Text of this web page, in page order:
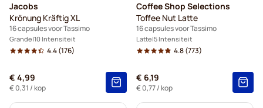
Jacobs
Krönung Kräftig XL
16 capsules voor Tassimo
Grande 10 Intensiteit
4.4(176)
€ 4,99
€ 0,31 / kop
Coffee Shop Selections
Toffee Nut Latte
16 capsules voor Tassimo
Latte 5 Intensiteit
4.8(773)
€ 6,19
€ 0,77/ kop